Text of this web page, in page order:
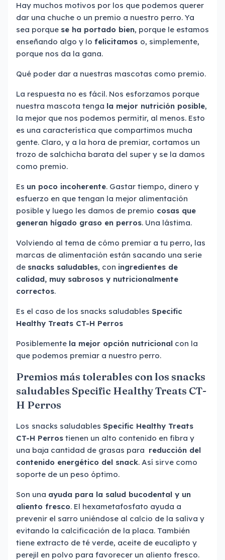
Hay muchos motivos por los que podemos querer
dar una chuche o un premio a nuestro perro. Ya
sea porque se ha portado bien, porque le estamos
enseñando algo y lo felicitamos o, simplemente,
porque nos da la gana.
Qué poder dar a nuestras mascotas como premio.
La respuesta no es fácil. Nos esforzamos porque
nuestra mascota tenga la mejor nutrición posible,
la mejor que nos podemos permitir, al menos. Esto
es una característica que compartimos mucha
gente. Claro, y a la hora de premiar, cortamos un
trozo de salchicha barata del super y se la damos
como premio.
Es un poco incoherente. Gastar tiempo, dinero y
esfuerzo en que tengan la mejor alimentación
posible y luego les damos de premio cosas que
generan hígado graso en perros. Una lástima.
Volviendo al tema de cómo premiar a tu perro, las
marcas de alimentación están sacando una serie
de snacks saludables, con ingredientes de
calidad, muy sabrosos y nutricionalmente
correctos.
Es el caso de los snacks saludables Specific
Healthy Treats CT-H Perros
Posiblemente la mejor opción nutricional con la
que podemos premiar a nuestro perro.
Premios más tolerables con los snacks
saludables Specific Healthy Treats CT-
H Perros
Los snacks saludables Specific Healthy Treats
CT-H Perros tienen un alto contenido en fibra y
una baja cantidad de grasas para reducción del
contenido energético del snack. Así sirve como
soporte de un peso óptimo.
Son una ayuda para la salud bucodental y un
aliento fresco. El hexametafosfato ayuda a
prevenir el sarro uniéndose al calcio de la saliva y
evitando la calcificación de la placa. También
tiene extracto de té verde, aceite de eucalipto y
perejil en polvo para favorecer un aliento fresco.